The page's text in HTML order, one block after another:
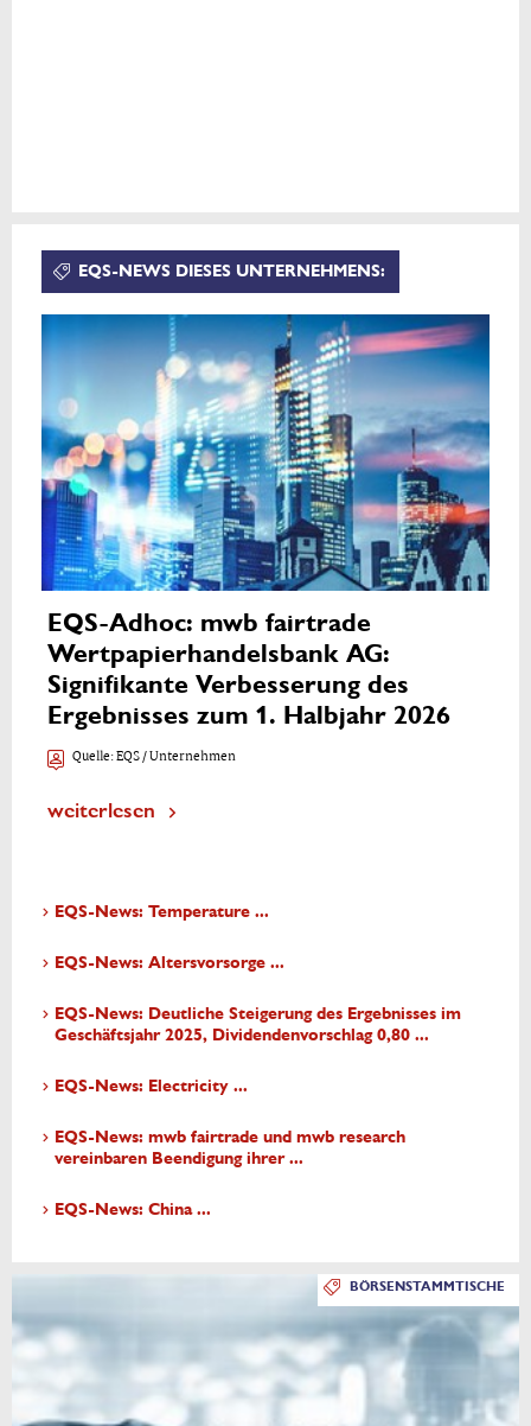
EQS-NEWS DIESES UNTERNEHMENS:
EQS-Adhoc: mwb fairtrade
Wertpapierhandelsbank AG:
Signifikante Verbesserung des
Ergebnisses zum 1. Halbjahr 2026
Quelle:EQS / Unternehmen
weiterlesen
EQS-News: Temperature ...
EQS-News: Altersvorsorge ...
EQS-News: Deutliche Steigerung des Ergebnisses im
Geschäftsjahr 2025, Dividendenvorschlag 0,80 ...
EQS-News: Electricity ...
EQS-News: mwb fairtrade und mwb research
vereinbaren Beendigung ihrer ...
EQS-News: China ...
BÖRSENSTAMMTISCHE